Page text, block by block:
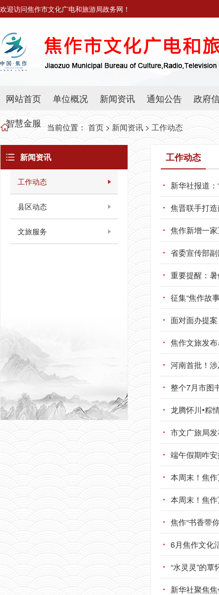
欢迎访问焦作市文化广电和旅游局政务网！
网站首页 单位概况 新闻资讯 通知公告
政府
智慧金服
当前位置： 首页 > 新闻资讯 > 工作动态
新闻资讯
工作动态
县区动态
文旅服务
工作动态
新华社报道
焦晋联手打
焦作新增一
重要提醒：
征集“焦作故
面对面办提
焦作文旅发
河南首批！
整个7月市图
龙腾怀川•粽
市文广旅局
端午假期咋
本周末！焦
本周末！焦
焦作“书香带
6月焦作文化
“水灵灵”的
新华社聚焦